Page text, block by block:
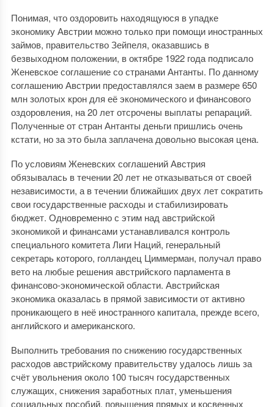
Понимая, что оздоровить находящуюся в упадке
экономику Австрии можно только при помощи иностранных
займов, правительство Зейпеля, оказавшись в
безвыходном положении, в октябре 1922 года подписало
Женевское соглашение со странами Антанты. По данному
соглашению Австрии предоставлялся заем в размере 650
млн золотых крон для её экономического и финансового
оздоровления, на 20 лет отсрочены выплаты репараций.
Полученные от стран Антанты деньги пришлись очень
кстати, но за это была заплачена довольно высокая цена.
По условиям Женевских соглашений Австрия
обязывалась в течении 20 лет не отказываться от своей
независимости, а в течении ближайших двух лет сократить
свои государственные расходы и стабилизировать
бюджет. Одновременно с этим над австрийской
экономикой и финансами устанавливался контроль
специального комитета Лиги Наций, генеральный
секретарь которого, голландец Циммерман, получал право
вето на любые решения австрийского парламента в
финансово-экономической области. Австрийская
экономика оказалась в прямой зависимости от активно
проникающего в неё иностранного капитала, прежде всего,
английского и американского.
Выполнить требования по снижению государственных
расходов австрийскому правительству удалось лишь за
счёт увольнения около 100 тысяч государственных
служащих, снижения заработных плат, уменьшения
социальных пособий, повышения прямых и косвенных